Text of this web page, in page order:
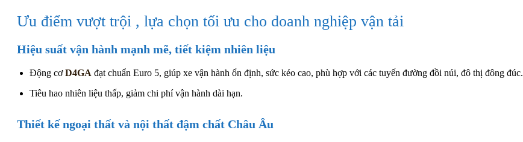
Ưu điểm vượt trội , lựa chọn tối ưu cho doanh nghiệp vận tải
Hiệu suất vận hành mạnh mẽ, tiết kiệm nhiên liệu
Động cơD4GAđạt chuẩn Euro 5, giúp xe vận hành ổn định, sức kéo cao, phù hợp với các tuyến đường đồi núi, đô thị đông đúc.
Tiêu hao nhiên liệu thấp, giảm chi phí vận hành dài hạn.
Thiết kế ngoại thất và nội thất đậm chất Châu Âu